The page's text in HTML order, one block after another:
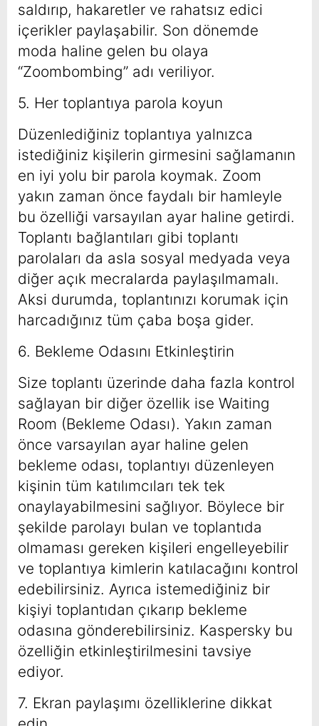
saldırıp, hakaretler ve rahatsız edici
içerikler paylaşabilir. Son dönemde
moda haline gelen bu olaya
“Zoombombing” adı veriliyor.
5. Her toplantıya parola koyun
Düzenlediğiniz toplantıya yalnızca
istediğiniz kişilerin girmesini sağlamanın
en iyi yolu bir parola koymak. Zoom
yakın zaman önce faydalı bir hamleyle
bu özelliği varsayılan ayar haline getirdi.
Toplantı bağlantıları gibi toplantı
parolaları da asla sosyal medyada veya
diğer açık mecralarda paylaşılmamalı.
Aksi durumda, toplantınızı korumak için
harcadığınız tüm çaba boşa gider.
6. Bekleme Odasını Etkinleştirin
Size toplantı üzerinde daha fazla kontrol
sağlayan bir diğer özellik ise Waiting
Room (Bekleme Odası). Yakın zaman
önce varsayılan ayar haline gelen
bekleme odası, toplantıyı düzenleyen
kişinin tüm katılımcıları tek tek
onaylayabilmesini sağlıyor. Böylece bir
şekilde parolayı bulan ve toplantıda
olmaması gereken kişileri engelleyebilir
ve toplantıya kimlerin katılacağını kontrol
edebilirsiniz. Ayrıca istemediğiniz bir
kişiyi toplantıdan çıkarıp bekleme
odasına gönderebilirsiniz. Kaspersky bu
özelliğin etkinleştirilmesini tavsiye
ediyor.
7. Ekran paylaşımı özelliklerine dikkat